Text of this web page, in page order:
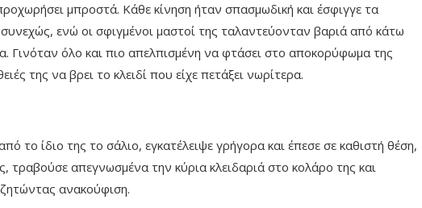
μπροστά. Κάθε κίνηση ήταν σπασμωδική και έσφιγγε τα
συνεχώς, ενώ οι σφιγμένοι μαστοί της ταλαντεύονταν βαριά από κάτω
Γινόταν όλο και πιο απελπισμένη να φτάσει στο αποκορύφωμα της
της να βρει το κλειδί που είχε πετάξει νωρίτερα.
το ίδιο της το σάλιο, εγκατέλειψε γρήγορα και έπεσε σε καθιστή θέση,
τραβούσε απεγνωσμένα την κύρια κλειδαριά στο κολάρο της και
ανακούφιση.